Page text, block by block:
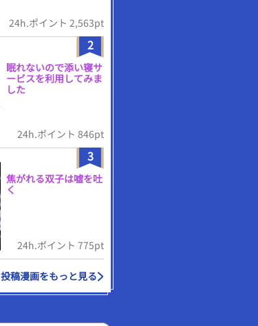
24h.ポイント 2,563pt
2
眠れないので添い寝サ
ービスを利用してみま
した
24h.ポイント 846pt
3
焦がれる双子は嘘を吐
く
24h.ポイント 775pt
投稿漫画をもっと見る